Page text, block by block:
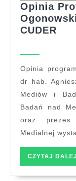
Opinia
CUDER
i
Opinia programu i gry profilaktycznej CUDER Prof.
dr hab.
Mediów i
Badań nad
oraz prezes
Medialnej
CZYTAJ